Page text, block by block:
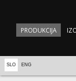
PRODUKCIJA
SLO ENG